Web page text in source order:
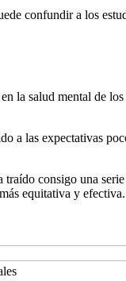
confundir a los
la salud mental de
a las expectativas
consigo una
equitativa y efectiva.